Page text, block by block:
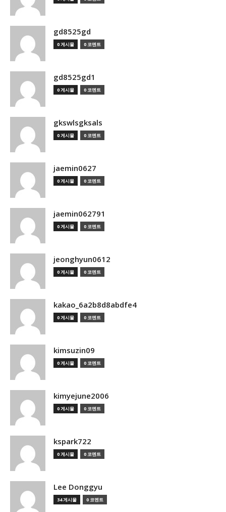
gd8525gd
0 게시물 0 코멘트
gd8525gd1
0 게시물 0 코멘트
gkswlsgksals
0 게시물 0 코멘트
jaemin0627
0 게시물 0 코멘트
jaemin062791
0 게시물 0 코멘트
jeonghyun0612
0 게시물 0 코멘트
kakao_6a2b8d8abdfe4
0 게시물 0 코멘트
kimsuzin09
0 게시물 0 코멘트
kimyejune2006
0 게시물 0 코멘트
kspark722
0 게시물 0 코멘트
Lee Donggyu
34 게시물 0 코멘트